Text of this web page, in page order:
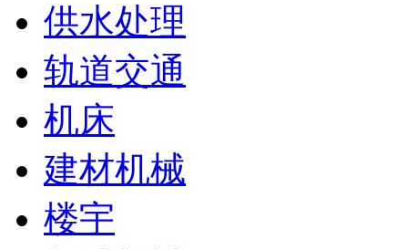
供水处理
轨道交通
机床
建材机械
楼宇